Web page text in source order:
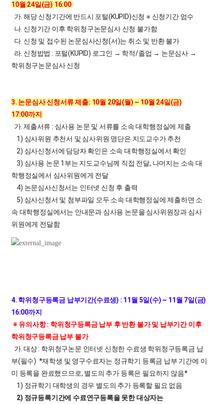
10월 24일(금) 16:00
가. 해당 신청기간에 반드시 포털(KUPID)신청 ※ 신청기간 엄수
나. 신청기간 이후 학위청구논문심사 신청 불가함
다. 신청 및 접수된 논문심사신청(서)는 취소 및 반환 불가
라. 신청밥법 : 포털(KUPID) 로그인 → 학적/졸업 → 논문심사 →
학위청구논문심사 신청
3. 논문심사 신청서류 제출: 10월 20일(월) ~ 10월 24일(금)
17:00까지
가. 제출서류 : 심사용 논문 및 서류를 소속 대학행정실에 제출
1) 심사위원 추천서 및 심사위원 명단은 지도교수가 추천
2) 심사신청서에 담당자 확인은 소속 대학행정실에서 확인
3) 심사용 논문 1부는 지도교수님께 직접 전달, 나머지는 소속 대
학행정실에서 심사위원에게 전달
4) 논문심사신청서는 인터넷 신청 후 출력
5) 심사신청서 및 첨부파일 모두 소속 대학행정실에 제출하면 소
속 대학행정실에서는 안내문과 심사용 논문을 심사위원장과 심사
위원에게 전달함
4. 학위청구등록금 납부기간(수료생) : 11월 5일(수) ~ 11월 7일(금)
16:00까지
※ 유의사항 : 학위청구등록금 납부 후 반환 불가 및 납부기간 이후
학위청구등록금 납부 불가
가. 대상 : 학위청구논문 인터넷 신청한 수료생 학위청구등록금 납
부(필수) *재학생 및 영구수료자는 정규학기 등록금 납부 기간에 이
미 등록을 완료했으므로, 별도의 추가 등록은 필요하지 않음*
1) 정규학기 대학생의 경우 별도의 추가 등록할 필요 없음
2) 정규등록기간에 수료연구등록을 못한 대상자는